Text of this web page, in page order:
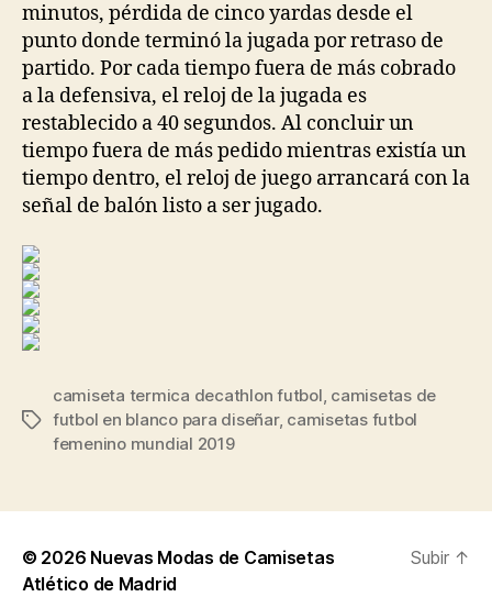
minutos, pérdida de cinco yardas desde el
punto donde terminó la jugada por retraso de
partido. Por cada tiempo fuera de más cobrado
a la defensiva, el reloj de la jugada es
restablecido a 40 segundos. Al concluir un
tiempo fuera de más pedido mientras existía un
tiempo dentro, el reloj de juego arrancará con la
señal de balón listo a ser jugado.
Etiquetas
camiseta termica decathlon futbol camisetas de
futbol en blanco para diseñar, camisetas futbol
femenino mundial 2019
© 2026 Nuevas Modas de Camisetas
Atlético de Madrid
Subir ↑